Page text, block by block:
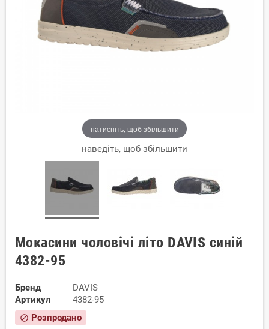
натисніть, щоб збільшити
наведіть, щоб збільшити
Мокасини чоловічі літо DAVIS синій
4382-95
Бренд
DAVIS
Артикул
4382-95
block Розпродано